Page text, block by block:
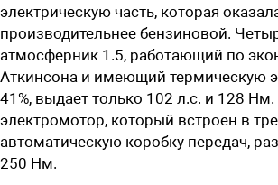
электрическую часть, которая
производительнее бензиновой.
атмосферник 1.5, работающий по
Аткинсона и имеющий термическую
41%, выдает только 102 л.с. и 128
электромотор, который встроен в
автоматическую коробку передач,
250 Нм.